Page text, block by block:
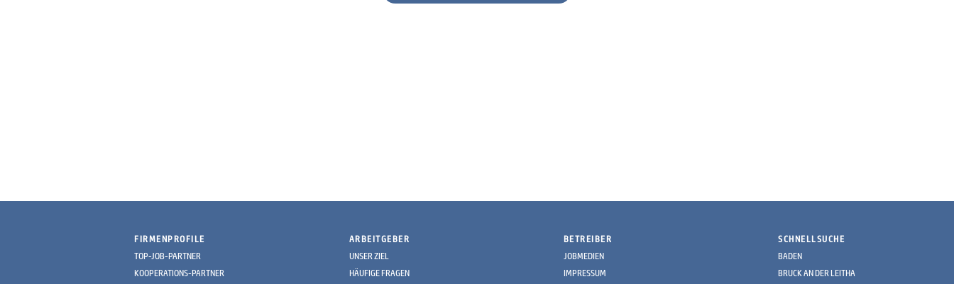
FIRMENPROFILE
TOP-JOB-PARTNER
KOOPERATIONS-PARTNER
ARBEITGEBER
UNSER ZIEL
HÄUFIGE FRAGEN
BETREIBER
JOBMEDIEN
IMPRESSUM
SCHNELLSUCHE
BADEN
BRUCK AN DER LEITHA